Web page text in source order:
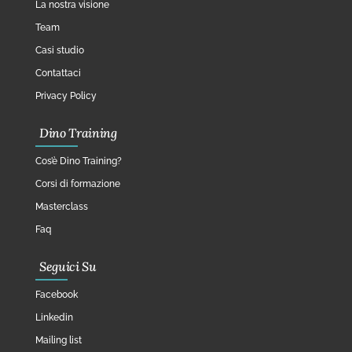
La nostra visione
Team
Casi studio
Contattaci
Privacy Policy
Dino Training
Cos’è Dino Training?
Corsi di formazione
Masterclass
Faq
Seguici Su
Facebook
Linkedin
Mailing list